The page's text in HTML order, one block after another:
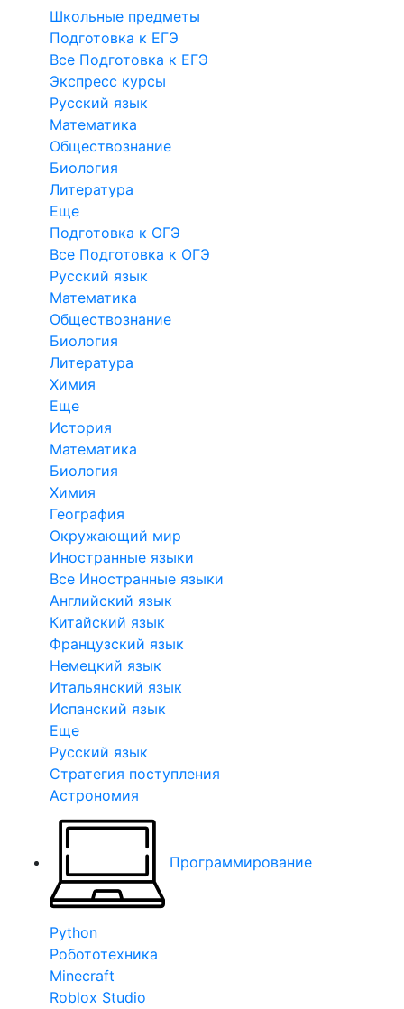
Школьные предметы
Подготовка к ЕГЭ
Все Подготовка к ЕГЭ
Экспресс курсы
Русский язык
Математика
Обществознание
Биология
Литература
Еще
Подготовка к ОГЭ
Все Подготовка к ОГЭ
Русский язык
Математика
Обществознание
Биология
Литература
Химия
Еще
История
Математика
Биология
Химия
География
Окружающий мир
Иностранные языки
Все Иностранные языки
Английский язык
Китайский язык
Французский язык
Немецкий язык
Итальянский язык
Испанский язык
Еще
Русский язык
Стратегия поступления
Астрономия
Программирование
Python
Робототехника
Minecraft
Roblox Studio